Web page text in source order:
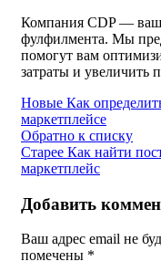
Компания CDP —
фулфилмента. Мы
помогут вам
затраты и увеличить
Новые Как
маркетплейсе
Обратно к списку
Старее Как найти
маркетплейс
Добавить
Ваш адрес email не
помечены *